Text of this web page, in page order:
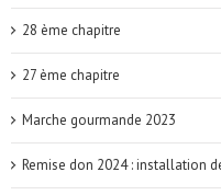
28 ème chapitre
27 ème chapitre
Marche gourmande 2023
Remise don 2024 : installation